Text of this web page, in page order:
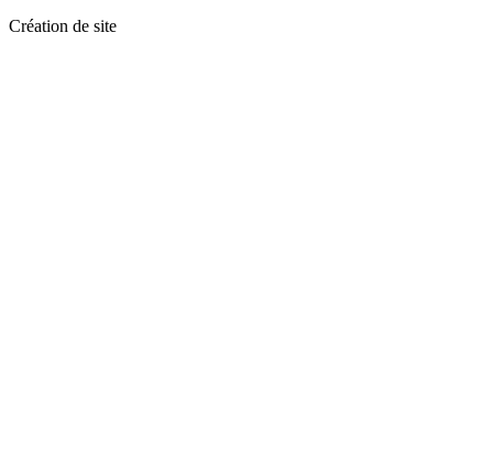
Création de site